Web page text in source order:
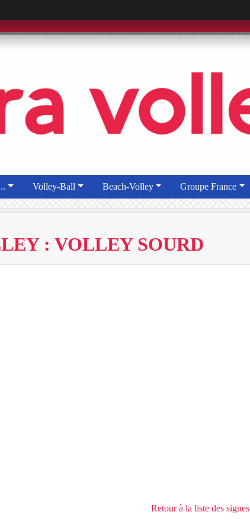
Volley-Ball Beach-Volley Groupe France
: VOLLEY SOURD
Retour à la liste des signes